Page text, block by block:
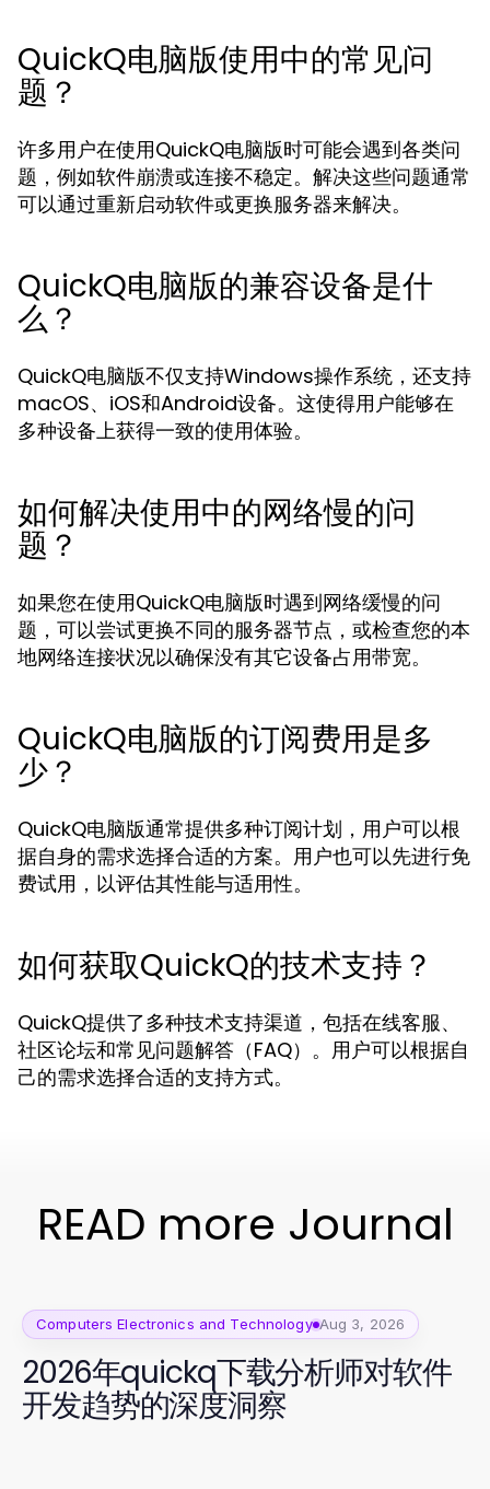
QuickQ电脑版使用中的常见问
题？
许多用户在使用QuickQ电脑版时可能会遇到各类问
题，例如软件崩溃或连接不稳定。解决这些问题通常
可以通过重新启动软件或更换服务器来解决。
QuickQ电脑版的兼容设备是什
么？
QuickQ电脑版不仅支持Windows操作系统，还支持
macOS、iOS和Android设备。这使得用户能够在
多种设备上获得一致的使用体验。
如何解决使用中的网络慢的问
题？
如果您在使用QuickQ电脑版时遇到网络缓慢的问
题，可以尝试更换不同的服务器节点，或检查您的本
地网络连接状况以确保没有其它设备占用带宽。
QuickQ电脑版的订阅费用是多
少？
QuickQ电脑版通常提供多种订阅计划，用户可以根
据自身的需求选择合适的方案。用户也可以先进行免
费试用，以评估其性能与适用性。
如何获取QuickQ的技术支持？
QuickQ提供了多种技术支持渠道，包括在线客服、
社区论坛和常见问题解答（FAQ）。用户可以根据自
己的需求选择合适的支持方式。
READ more Journal
Computers Electronics and Technology Aug 3, 2026
2026年quickq下载分析师对软件
开发趋势的深度洞察